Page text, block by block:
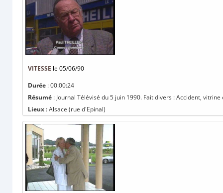
VITESSE le 05/06/90
Durée : 00:00:24
Résumé : Journal Télévisé du 5 juin 1990. Fait divers : Accident,
Lieux : Alsace (rue d'Epinal)